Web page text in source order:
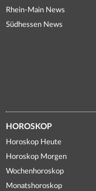
Rhein-Main News
Südhessen News
HOROSKOP
Horoskop Heute
Horoskop Morgen
Wochenhoroskop
Monatshoroskop